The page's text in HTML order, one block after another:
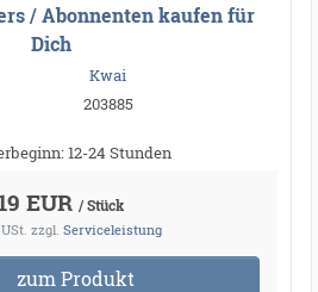
/ Abonnenten kaufen für
Dich
Kwai
203885
12-24 Stunden
EUR / Stück
zzgl. Serviceleistung
zum Produkt